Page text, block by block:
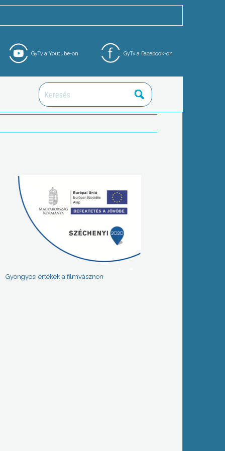
GyTv a Facebook-on
GyTv a Youtube-on
Gyöngyösi értékek a filmvásznon